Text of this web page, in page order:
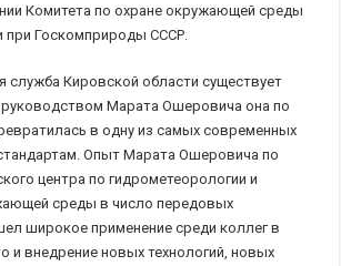
Комитета по охране окружающей среды
при Госкомприроды СССР.
служба Кировской области существует
Марата Ошеровича она по
в одну из самых современных
Опыт Марата Ошеровича по
центра по гидрометеорологии и
среды в число передовых
широкое применение среди коллег в
и внедрение новых технологий, новых